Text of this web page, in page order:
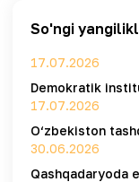
So'ngi
17.07.2026
Demokratik
17.07.2026
O‘zbekiston
30.06.2026
Qashqadaryoda